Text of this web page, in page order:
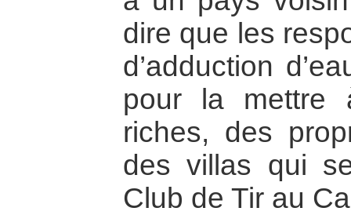
dire que les
d’adduction
pour la mettre
riches, des
des villas qui
Club de Tir au